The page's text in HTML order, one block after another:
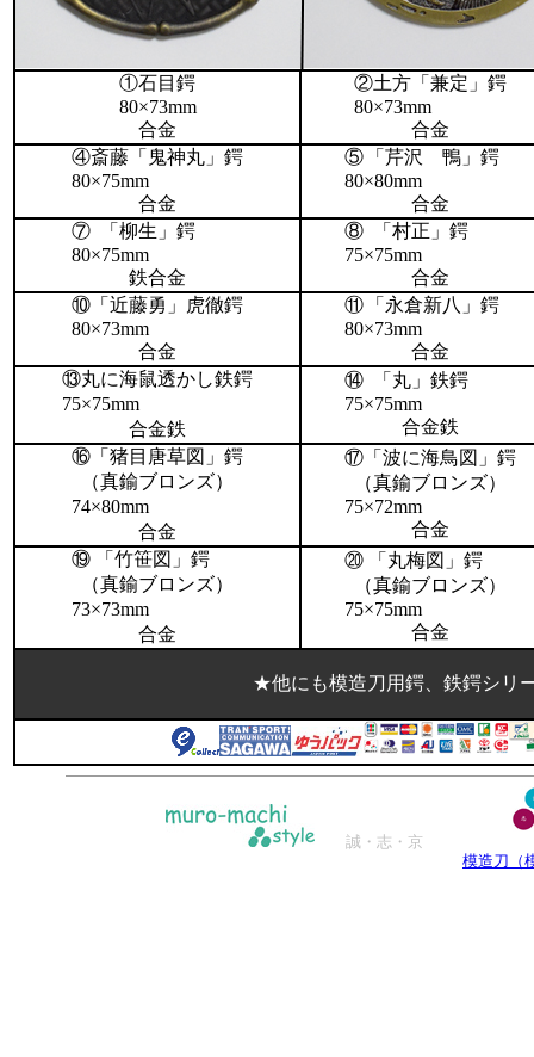
①石目鍔
80×73mm
合金
②土方「兼定」鍔
80×73mm
合金
④斎藤「鬼神丸」鍔
80×75mm
合金
⑤
「芹沢 鴨」鍔
80×80mm
合金
⑦
「柳生」鍔
80×75mm
鉄合金
⑧
「村正」鍔
75×75mm
合金
⑩ 「近藤勇」虎徹鍔
80×73mm
合金
⑪
「永倉新八」鍔
80×73mm
合金
⑬丸に海鼠透かし鉄鍔
75×75mm
合金鉄
⑭
「丸」鉄鍔
75×75mm
合金鉄
⑯ 「猪目唐草図」鍔
（真鍮ブロンズ）
74×80mm
合金
⑰「波に海鳥図」鍔
（真鍮ブロンズ）
75×72mm
合金
⑲
「竹笹図」鍔
（真鍮ブロンズ）
73×73mm
合金
⑳
「丸梅図」鍔
（真鍮ブロンズ）
75×75mm
合金
★他にも模造刀用鍔、鉄鍔シリ
誠・志・京
模造刀（